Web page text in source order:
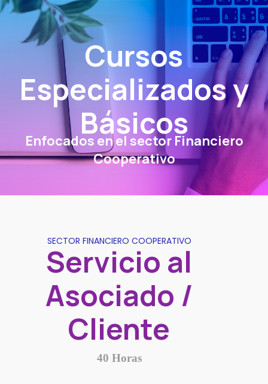
Cursos
Especializados y
Básicos
Enfocados en el sector Financiero
Cooperativo
SECTOR FINANCIERO COOPERATIVO
Servicio al
Asociado /
Cliente
40 Horas